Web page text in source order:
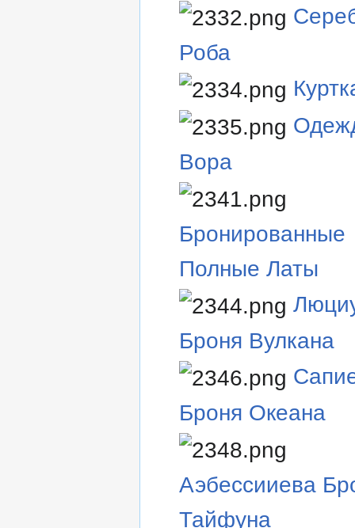
Роба
Вора
Бронированные
Полные Латы
Броня Вулкана
Броня Океана
Аэбессииева
Тайфуна